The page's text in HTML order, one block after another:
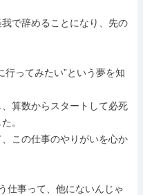
で辞めることになり、先の
行ってみたい”という夢を知
算数からスタートして必死
。
この仕事のやりがいを心か
仕事って、他にないんじゃ